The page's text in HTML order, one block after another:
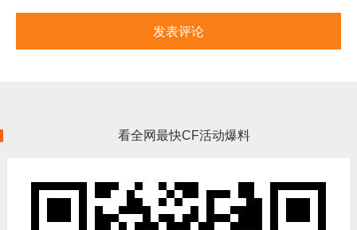
看全网最快CF活动爆料